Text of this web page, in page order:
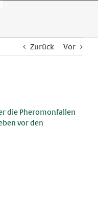
Zurück Vor
die Pheromonfallen
vor den